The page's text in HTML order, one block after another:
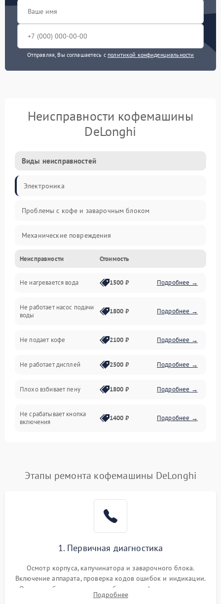
Отправляя, Вы соглашаетесь с политикой конфиденциальности
Неисправности кофемашины
DeLonghi
Виды неисправностей
Электроника
Проблемы с кофе и заварочным блоком
Механические повреждения
Прочие неисправности
Включение и работа
Проблемы с водой
Проблемы с капучинатором и паром
Управление и электроника
Программное обеспечение
Неисправности Стоимость
Не нагревается вода 1500 ₽ Подробнее →
Не работает насос подачи
воды
1800 ₽ Подробнее →
Не подает кофе 2100 ₽ Подробнее →
Не работает дисплей 2500 ₽ Подробнее →
Плохо взбивает пену 1800 ₽ Подробнее →
Не срабатывает кнопка
включения
1400 ₽ Подробнее →
Постоянные сбои в работе Подробнее →
Этапы ремонта кофемашины DeLonghi
1. Первичная диагностика
Осмотр корпуса, капучинатора и заварочного блока.
Включение аппарата, проверка кодов ошибок и индикации.
Оценка работы помпы, термоблока и кофемолки на слух.
Измерение температуры и давления воды для выявления
Подробнее